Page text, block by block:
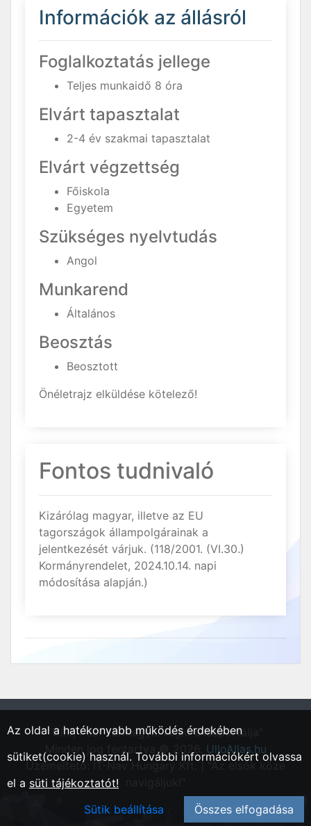
Információk az állásról
Foglalkoztatás jellege
Teljes munkaidő 8 óra
Elvárt tapasztalat
2-4 év szakmai tapasztalat
Elvárt végzettség
Főiskola
Egyetem
Szükséges nyelvtudás
Angol
Munkarend
Általános
Beosztás
Beosztott
Önéletrajz elküldése kötelező!
Fontos tudnivaló
Kizárólag magyar, illetve az EU
tagországok állampolgárainak a
jelentkezését várjuk. (118/2001. (VI.30.)
Kormányrendelet, 2024.10.14. napi
módosítása alapján.)
"Üllő, Pest vármegyei régió állásportálja"
Minden jog fentartva © 2026. UlloAllas.hu
Üzemeltető: IT-Nav Hungary Kft. | "Az elsők közé
Az oldal a hatékonyabb működés érdekében
sütiket(cookie) használ. További információkért olvassa
el a süti tájékoztatót!
Sütik beállítása
Összes elfogadása